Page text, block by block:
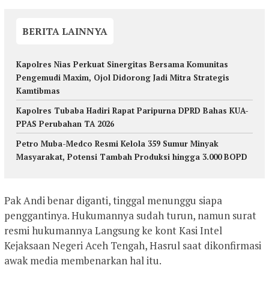
BERITA LAINNYA
Kapolres Nias Perkuat Sinergitas Bersama Komunitas
Pengemudi Maxim, Ojol Didorong Jadi Mitra Strategis
Kamtibmas
Kapolres Tubaba Hadiri Rapat Paripurna DPRD Bahas KUA-
PPAS Perubahan TA 2026
Petro Muba-Medco Resmi Kelola 359 Sumur Minyak
Masyarakat, Potensi Tambah Produksi hingga 3.000 BOPD
Pak Andi benar diganti, tinggal menunggu siapa
penggantinya. Hukumannya sudah turun, namun surat
resmi hukumannya Langsung ke kont Kasi Intel
Kejaksaan Negeri Aceh Tengah, Hasrul saat dikonfirmasi
awak media membenarkan hal itu.